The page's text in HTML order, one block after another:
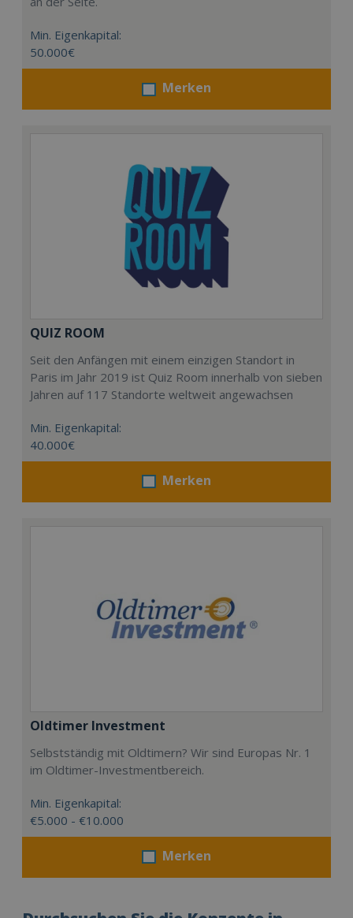
Min. Eigenkapital:
50.000€
Merken
QUIZ ROOM
Seit den Anfängen mit einem einzigen Standort in
Paris im Jahr 2019 ist Quiz Room innerhalb von sieben
Jahren auf 117 Standorte weltweit angewachsen
Min. Eigenkapital:
40.000€
Merken
Oldtimer Investment
Selbstständig mit Oldtimern? Wir sind Europas Nr. 1
im Oldtimer-Investmentbereich.
Min. Eigenkapital:
€5.000 - €10.000
Merken